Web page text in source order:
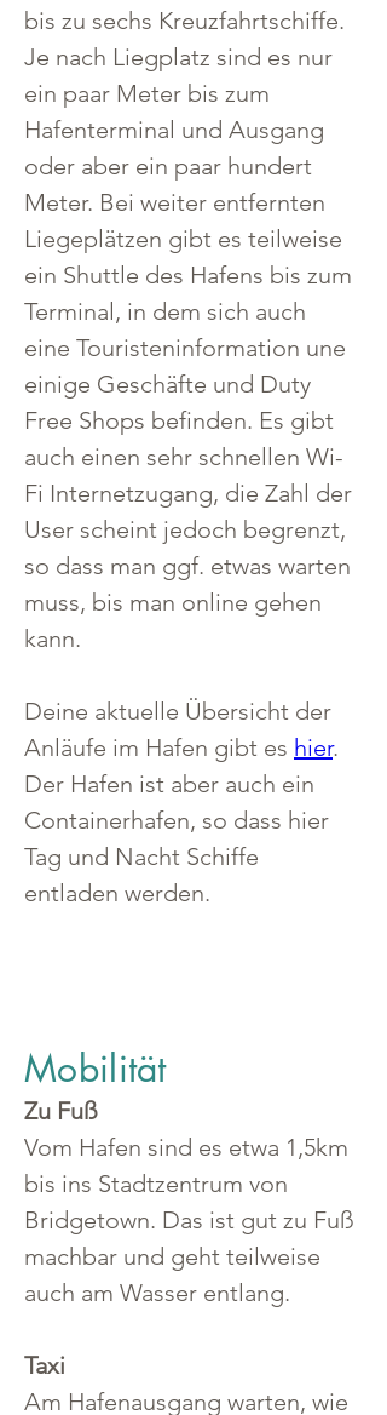
bis zu sechs Kreuzfahrtschiffe.
Je nach Liegplatz sind es nur
ein paar Meter bis zum
Hafenterminal und Ausgang
oder aber ein paar hundert
Meter. Bei weiter entfernten
Liegeplätzen gibt es teilweise
ein Shuttle des Hafens bis zum
Terminal, in dem sich auch
eine Touristeninformation une
einige Geschäfte und Duty
Free Shops befinden. Es gibt
auch einen sehr schnellen Wi-
Fi Internetzugang, die Zahl der
User scheint jedoch begrenzt,
so dass man ggf. etwas warten
muss, bis man online gehen
kann.
Deine aktuelle Übersicht der
Anläufe im Hafen gibt es hier.
Der Hafen ist aber auch ein
Containerhafen, so dass hier
Tag und Nacht Schiffe
entladen werden.
Mobilität
Zu Fuß
Vom Hafen sind es etwa 1,5km
bis ins Stadtzentrum von
Bridgetown. Das ist gut zu Fuß
machbar und geht teilweise
auch am Wasser entlang.
Taxi
Am Hafenausgang warten, wie